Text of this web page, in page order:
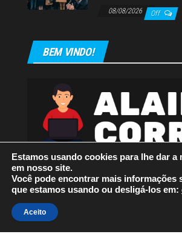
08/08/2026 Off
BEM VINDO!
Orgulhosamente mantido com
Estamos usando cookies para lhe dar a
em nosso site.
Você pode encontrar mais informações
que estamos usando ou desligá-los em:
Aceito